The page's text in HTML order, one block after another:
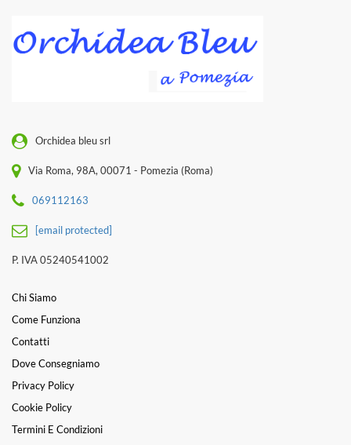
Orchidea bleu srl
Via Roma, 98A, 00071 - Pomezia (Roma)
069112163
[email protected]
P. IVA 05240541002
Chi Siamo
Come Funziona
Contatti
Dove Consegniamo
Privacy Policy
Cookie Policy
Termini E Condizioni